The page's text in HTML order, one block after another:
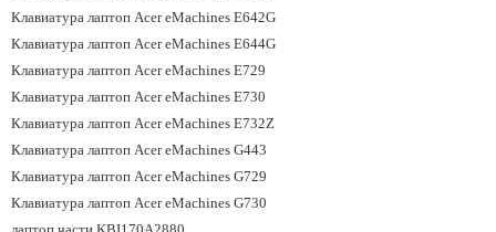
Клавиатура лаптоп Acer eMachines E642G
Клавиатура лаптоп Acer eMachines E644G
Клавиатура лаптоп Acer eMachines E729
Клавиатура лаптоп Acer eMachines E730
Клавиатура лаптоп Acer eMachines E732Z
Клавиатура лаптоп Acer eMachines G443
Клавиатура лаптоп Acer eMachines G729
Клавиатура лаптоп Acer eMachines G730